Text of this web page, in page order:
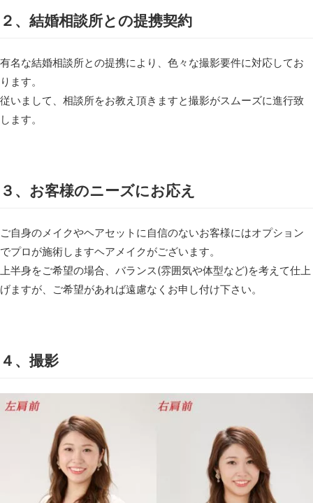
２、結婚相談所との提携契約
有名な結婚相談所との提携により、色々な撮影要件に対応してお
ります。
従いまして、相談所をお教え頂きますと撮影がスムーズに進行致
します。
３、お客様のニーズにお応え
ご自身のメイクやヘアセットに自信のないお客様にはオプション
でプロが施術しますヘアメイクがございます。
上半身をご希望の場合、バランス(雰囲気や体型など)を考えて仕上
げますが、ご希望があれば遠慮なくお申し付け下さい。
４、撮影